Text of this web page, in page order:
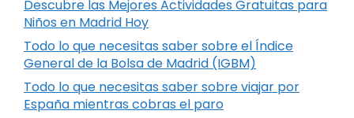
Descubre las Mejores Actividades Gratuitas para
Niños en Madrid Hoy
Todo lo que necesitas saber sobre el Índice
General de la Bolsa de Madrid (IGBM)
Todo lo que necesitas saber sobre viajar por
España mientras cobras el paro